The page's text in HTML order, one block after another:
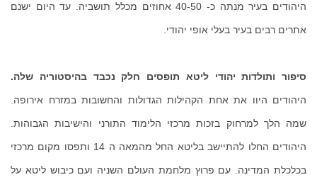
היהודים בעיר מנתה כ- 40-50 אחוזים מכלל תושביה. עד היום ישנם
אתרים רבים בעיר בעלי אופי יהודי.
סיפור ותולדות יהודי ליטא תופסים חלק נכבד בהיסטוריה שלה.
היהודים היוו את אחת הקהילות הגדולות והחשובות במזרח אירופה.
שמה הלך למרחוק בזכות מרכזי הלימוד התורני והישיבות הגבוהות.
היהודים החלו להתיישב בליטא החל מהמאה ה 14 ותפסו מקום מרכזי
בכלכלת המדינה. עם פרוץ מלחמת העולם השניה ועם כיבוש ליטא על